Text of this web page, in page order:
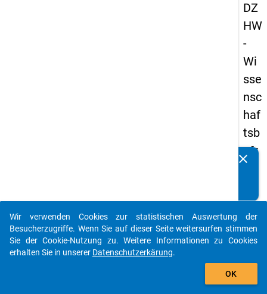
DZ
HW
-
Wi
sse
nsc
haf
tsb
efr
g
20
23
Details
clear
auto_stories
add_shopping_cart
Wir verwenden Cookies zur statistischen Auswertung der
Besucherzugriffe. Wenn Sie auf dieser Seite weitersurfen stimmen
Sie der Cookie-Nutzung zu. Weitere Informationen zu Cookies
erhalten Sie in unserer Datenschutzerkärung.
OK